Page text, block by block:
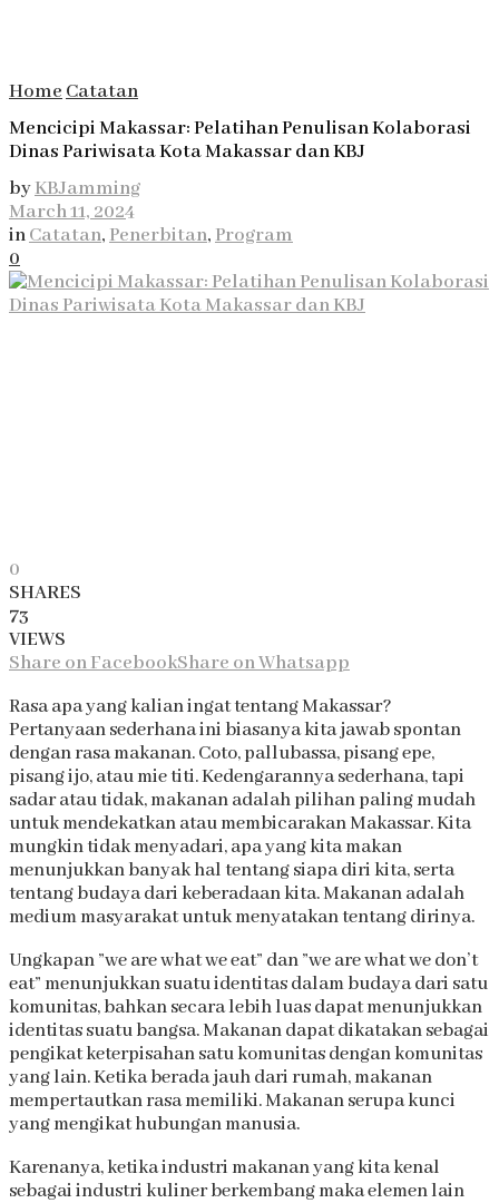
Home Catatan
Mencicipi Makassar: Pelatihan Penulisan Kolaborasi
Dinas Pariwisata Kota Makassar dan KBJ
byKBJamming
March 11, 2024
inCatatan, Penerbitan, Program
0
0
SHARES
73
VIEWS
Share on FacebookShare on Whatsapp
Rasa apa yang kalian ingat tentang Makassar?
Pertanyaan sederhana ini biasanya kita jawab spontan
dengan rasa makanan. Coto, pallubassa, pisang epe,
pisang ijo, atau mie titi. Kedengarannya sederhana, tapi
sadar atau tidak, makanan adalah pilihan paling mudah
untuk mendekatkan atau membicarakan Makassar. Kita
mungkin tidak menyadari, apa yang kita makan
menunjukkan banyak hal tentang siapa diri kita, serta
tentang budaya dari keberadaan kita. Makanan adalah
medium masyarakat untuk menyatakan tentang dirinya.
Ungkapan ”we are what we eat” dan ”we are what we don’t
eat” menunjukkan suatu identitas dalam budaya dari satu
komunitas, bahkan secara lebih luas dapat menunjukkan
identitas suatu bangsa. Makanan dapat dikatakan sebagai
pengikat keterpisahan satu komunitas dengan komunitas
yang lain. Ketika berada jauh dari rumah, makanan
mempertautkan rasa memiliki. Makanan serupa kunci
yang mengikat hubungan manusia.
Karenanya, ketika industri makanan yang kita kenal
sebagai industri kuliner berkembang maka elemen lain